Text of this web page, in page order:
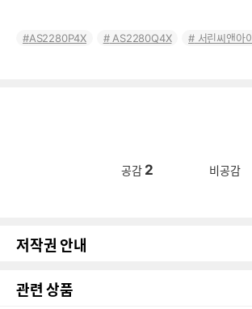
AS2280P4X AS2280Q4X 서린씨앤아이
공감 2 비공감
저작권 안내
관련 상품